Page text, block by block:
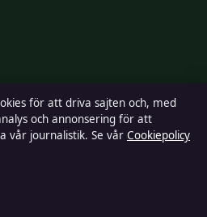
för att driva sajten och, med
och annonsering för att
vår journalistik. Se vår Cookiepolicy